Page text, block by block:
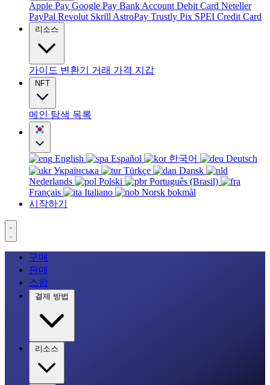
Apple Pay Google Pay Bank Account Debit Card Neteller
PayPal Revolut Skrill AstroPay Trustly Pix SPEI Credit Card
리소스
가이드 변환기 거래 가격 지갑
NFT
메인 탐색 목록
English Español 한국어
Deutsch
Українська
Türkçe
Dansk
Nederlands
Polski
Português (Brasil)
Français
Italiano
Norsk bokmål
시작하기
구매
판매
스왑
결제 방법
리소스